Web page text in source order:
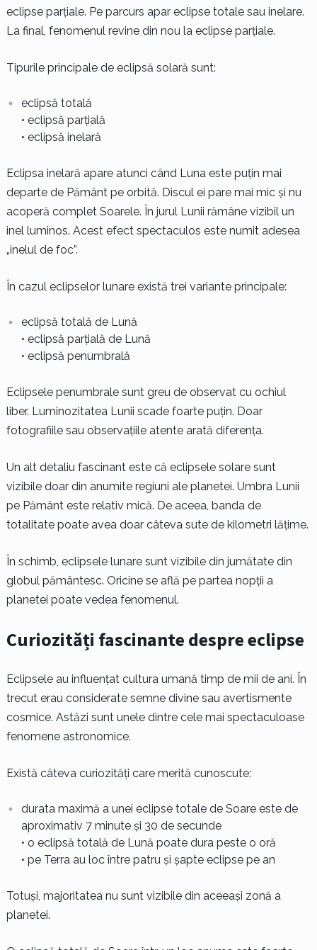
eclipse parțiale. Pe parcurs apar eclipse totale sau inelare.
La final, fenomenul revine din nou la eclipse parțiale.
Tipurile principale de eclipsă solară sunt:
eclipsă totală
• eclipsă parțială
• eclipsă inelară
Eclipsa inelară apare atunci când Luna este puțin mai
departe de Pământ pe orbită. Discul ei pare mai mic și nu
acoperă complet Soarele. În jurul Lunii rămâne vizibil un
inel luminos. Acest efect spectaculos este numit adesea
„inelul de foc”.
În cazul eclipselor lunare există trei variante principale:
eclipsă totală de Lună
• eclipsă parțială de Lună
• eclipsă penumbrală
Eclipsele penumbrale sunt greu de observat cu ochiul
liber. Luminozitatea Lunii scade foarte puțin. Doar
fotografiile sau observațiile atente arată diferența.
Un alt detaliu fascinant este că eclipsele solare sunt
vizibile doar din anumite regiuni ale planetei. Umbra Lunii
pe Pământ este relativ mică. De aceea, banda de
totalitate poate avea doar câteva sute de kilometri lățime.
În schimb, eclipsele lunare sunt vizibile din jumătate din
globul pământesc. Oricine se află pe partea nopții a
planetei poate vedea fenomenul.
Curiozități fascinante despre eclipse
Eclipsele au influențat cultura umană timp de mii de ani. În
trecut erau considerate semne divine sau avertismente
cosmice. Astăzi sunt unele dintre cele mai spectaculoase
fenomene astronomice.
Există câteva curiozități care merită cunoscute:
durata maximă a unei eclipse totale de Soare este de
aproximativ 7 minute și 30 de secunde
• o eclipsă totală de Lună poate dura peste o oră
• pe Terra au loc între patru și șapte eclipse pe an
Totuși, majoritatea nu sunt vizibile din aceeași zonă a
planetei.